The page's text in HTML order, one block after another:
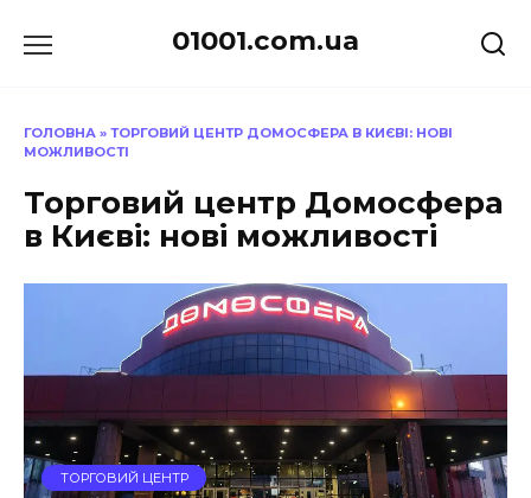
до
01001.com.ua
ГОЛОВНА » ТОРГОВИЙ ЦЕНТР ДОМОСФЕРА В КИЄВІ: НОВІ
МОЖЛИВОСТІ
Торговий центр Домосфера
в Києві: нові можливості
ТОРГОВИЙ ЦЕНТР